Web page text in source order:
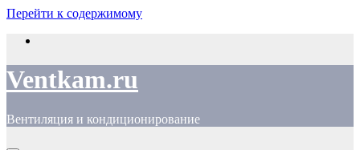
Перейти к содержимому
Ventkam.ru
Вентиляция и кондиционирование